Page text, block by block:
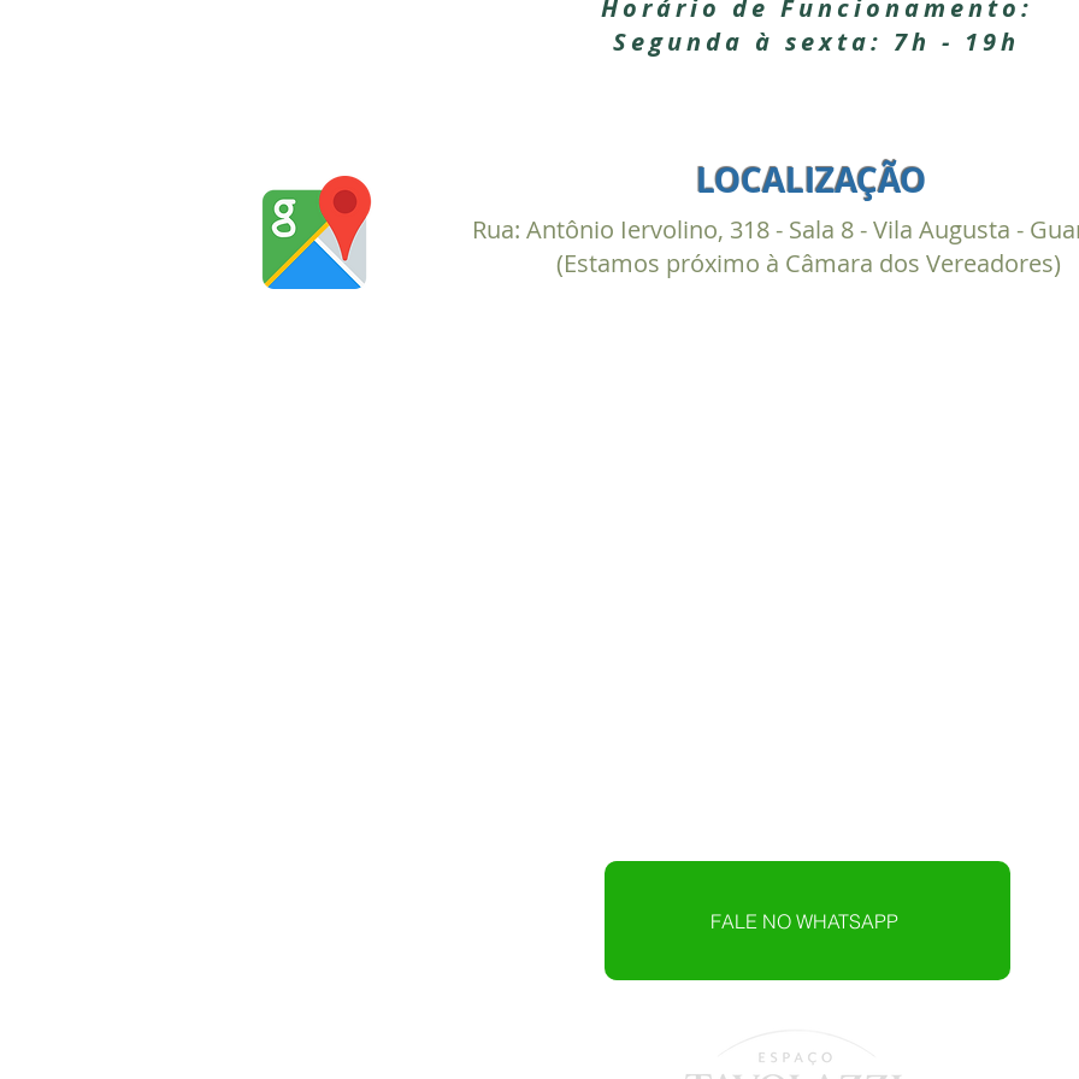
Horário de Funcionamento:
Segunda à sexta: 7h - 19h
LOCALIZAÇÃO
Rua: Antônio Iervolino, 318 - Sala 8 - Vila Augusta -
(Estamos próximo à Câmara dos Vereadores)
FALE NO WHATSAPP